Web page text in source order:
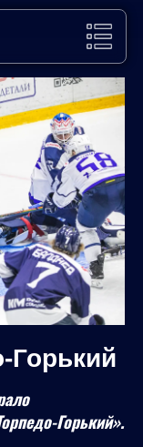
Горький
Горький».